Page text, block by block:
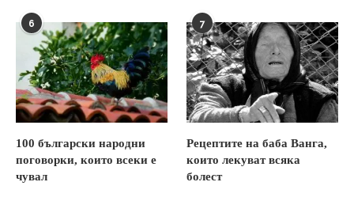
6
100 български народни
поговорки, които всеки е
чувал
7
Рецептите на баба Ванга,
които лекуват всяка
болест